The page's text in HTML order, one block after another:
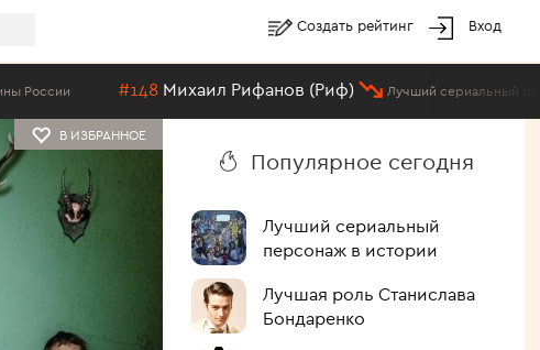
Создать рейтинг Вход
#148 Михаил Рифанов (Риф) Лучший сериальный персонаж в
В ИЗБРАННОЕ
Популярное сегодня
Лучший сериальный
персонаж в истории
Лучшая роль Станислава
Бондаренко